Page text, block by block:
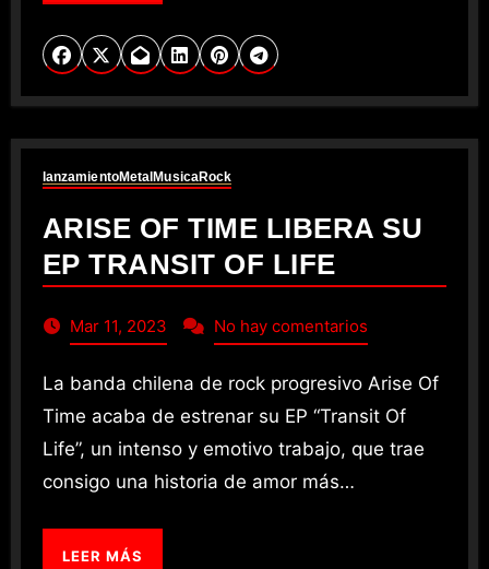
lanzamientoMetal MusicaRock
ARISE OF TIME LIBERA SU
EP TRANSIT OF LIFE
Mar 11, 2023 No hay comentarios
La banda chilena de rock progresivo Arise Of
Time acaba de estrenar su EP “Transit Of
Life”, un intenso y emotivo trabajo, que trae
consigo una historia de amor más…
LEER MÁS